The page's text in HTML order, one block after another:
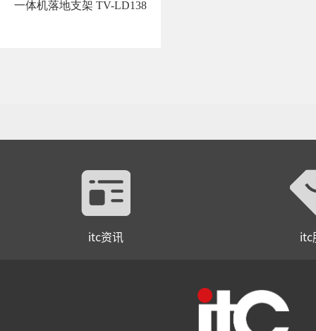
一体机落地支架 TV-LD138
itc资讯 itc